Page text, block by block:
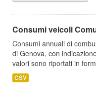
Consumi veicoli
Consumi annuali di
di Genova, con
valori sono riportati in
CSV